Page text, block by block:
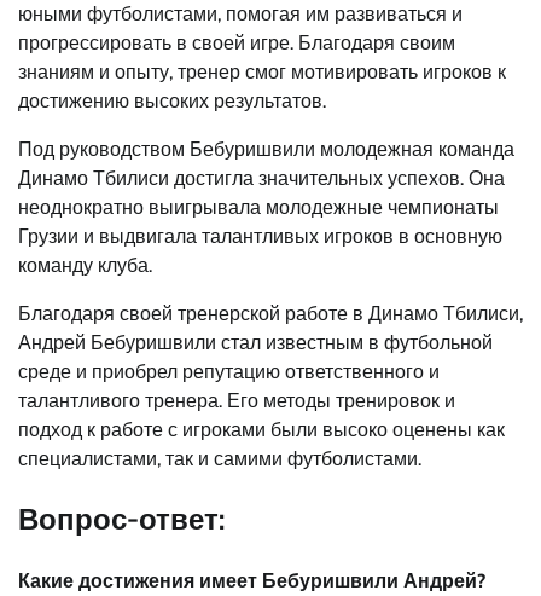
юными футболистами, помогая им развиваться и
прогрессировать в своей игре. Благодаря своим
знаниям и опыту, тренер смог мотивировать игроков к
достижению высоких результатов.
Под руководством Бебуришвили молодежная команда
Динамо Тбилиси достигла значительных успехов. Она
неоднократно выигрывала молодежные чемпионаты
Грузии и выдвигала талантливых игроков в основную
команду клуба.
Благодаря своей тренерской работе в Динамо Тбилиси,
Андрей Бебуришвили стал известным в футбольной
среде и приобрел репутацию ответственного и
талантливого тренера. Его методы тренировок и
подход к работе с игроками были высоко оценены как
специалистами, так и самими футболистами.
Вопрос-ответ:
Какие достижения имеет Бебуришвили Андрей?